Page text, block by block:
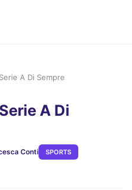
A Di Sempre
A Di
Conti SPORTS